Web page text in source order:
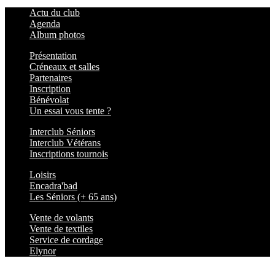
Actu du club
Agenda
Album photos
Présentation
Créneaux et salles
Partenaires
Inscription
Bénévolat
Un essai vous tente ?
Interclub Séniors
Interclub Vétérans
Inscriptions tournois
Loisirs
Encadra'bad
Les Séniors (+ 65 ans)
Vente de volants
Vente de textiles
Service de cordage
Elynor